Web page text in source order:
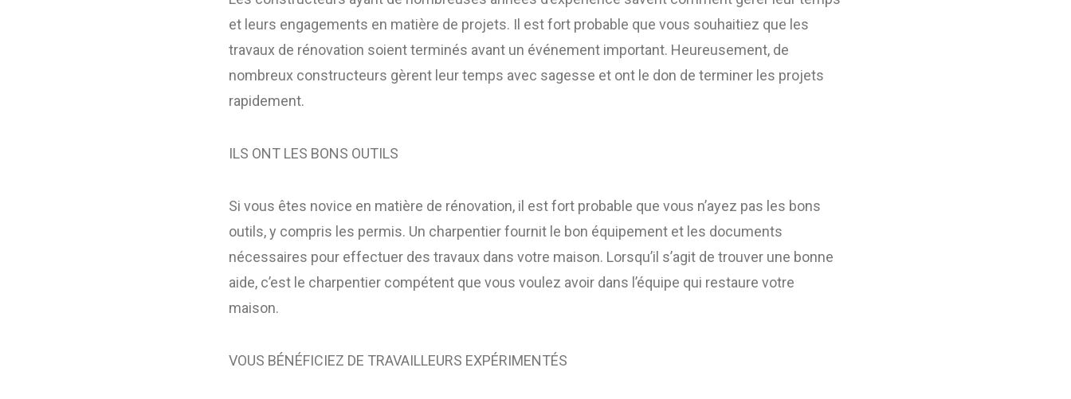
et leurs engagements en matière de projets. Il est fort probable que vous souhaitiez que les
travaux de rénovation soient terminés avant un événement important. Heureusement, de
nombreux constructeurs gèrent leur temps avec sagesse et ont le don de terminer les projets
rapidement.
ILS ONT LES BONS OUTILS
Si vous êtes novice en matière de rénovation, il est fort probable que vous n’ayez pas les bons
outils, y compris les permis. Un charpentier fournit le bon équipement et les documents
nécessaires pour effectuer des travaux dans votre maison. Lorsqu’il s’agit de trouver une bonne
aide, c’est le charpentier compétent que vous voulez avoir dans l’équipe qui restaure votre
maison.
VOUS BÉNÉFICIEZ DE TRAVAILLEURS EXPÉRIMENTÉS